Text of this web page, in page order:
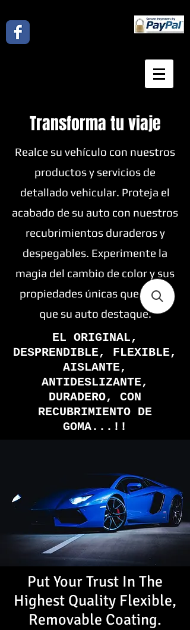
Transforma tu viaje
Realce su vehículo con nuestros
productos y servicios de
detallado vehicular. Proteja el
acabado de su auto con nuestros
recubrimientos duraderos y
despegables. Experimente la
magia del cambio de color y sus
propiedades únicas que harán
que su auto destaque.
EL ORIGINAL,
DESPRENDIBLE, FLEXIBLE,
AISLANTE,
ANTIDESLIZANTE,
DURADERO, CON
RECUBRIMIENTO DE
GOMA...!!
Put Your Trust In The
Highest Quality Flexible,
Removable Coating.